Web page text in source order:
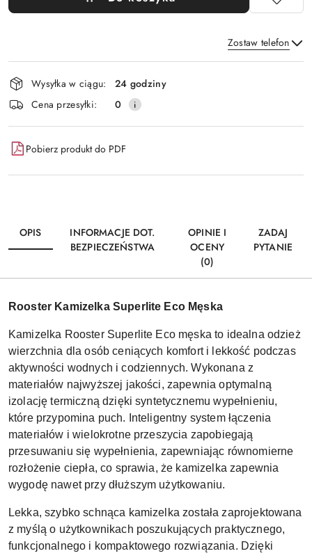
Zostaw telefon
Wyślij
Dostępność
i
dostawa
Wysyłka w ciągu:
24 godziny
Cena przesyłki:
0
Pobierz produkt do PDF
OPIS
INFORMACJE DOT.
BEZPIECZEŃSTWA
OPINIE I
OCENY
(0)
ZADAJ
PYTANIE
Rooster Kamizelka Superlite Eco Męska
Kamizelka Rooster Superlite Eco męska to idealna odzież
wierzchnia dla osób ceniących komfort i lekkość podczas
aktywności wodnych i codziennych. Wykonana z
materiałów najwyższej jakości, zapewnia optymalną
izolację termiczną dzięki syntetycznemu wypełnieniu,
które przypomina puch. Inteligentny system łączenia
materiałów i wielokrotne przeszycia zapobiegają
przesuwaniu się wypełnienia, zapewniając równomierne
rozłożenie ciepła, co sprawia, że kamizelka zapewnia
wygodę nawet przy dłuższym użytkowaniu.
Lekka, szybko schnąca kamizelka została zaprojektowana
z myślą o użytkownikach poszukujących praktycznego,
funkcjonalnego i kompaktowego rozwiązania. Dzięki